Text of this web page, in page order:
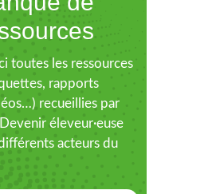
toutes les ressources
rapports
recueillies par
éleveur·euse
acteurs du